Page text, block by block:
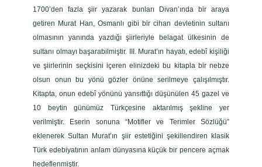
1700’den fazla şiir yazarak bunları Divan’ında bir araya
getiren Murat Han, Osmanlı gibi bir cihan devletinin sultanı
olmasının yanında yazdığı şiirleriyle belagat ülkesinin de
sultanı olmayı başarabilmiştir. III. Murat’ın hayatı, edebî kişiliği
ve şiirlerinin seçkisini içeren elinizdeki bu kitapla bir nebze
olsun onun bu yönü gözler önüne serilmeye çalışılmıştır.
Kitapta, onun edebî yönünü yansıttığı düşünülen 45 gazel ve
10 beytin günümüz Türkçesine aktarılmış şekline yer
verilmiştir. Eserin sonuna “Motifler ve Terimler Sözlüğü”
eklenerek Sultan Murat’ın şiir estetiğini şekillendiren klasik
Türk edebiyatının anlam dünyasına küçük bir pencere açmak
hedeflenmiştir.